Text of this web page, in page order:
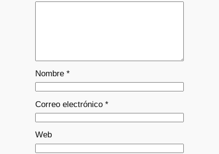
Nombre *
Correo electrónico *
Web